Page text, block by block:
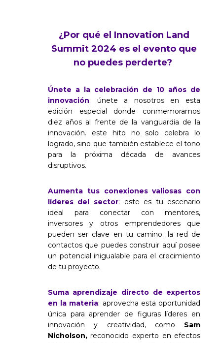
¿Por qué el Innovation Land
Summit 2024 es el evento que
no puedes perderte?
Únete a la celebración de 10 años de
innovación: únete a nosotros en esta
edición especial donde conmemoramos
diez años al frente de la vanguardia de la
innovación. este hito no solo celebra lo
logrado, sino que también establece el tono
para la próxima década de avances
disruptivos.
Aumenta tus conexiones valiosas con
líderes del sector: este es tu escenario
ideal para conectar con mentores,
inversores y otros emprendedores que
pueden ser clave en tu camino. la red de
contactos que puedes construir aquí posee
un potencial inigualable para el crecimiento
de tu proyecto.
Suma aprendizaje directo de expertos
en la materia: aprovecha esta oportunidad
única para aprender de figuras líderes en
innovación y creatividad, como Sam
Nicholson,reconocido experto en efectos